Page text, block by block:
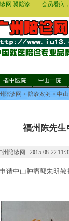
网 翼陪诊——会员看病
省中医院 中山一院
陪诊网 > 陪诊案例 > 中
福州陈先生
州陪诊网 2015-08-22
请中山肿瘤郭朱明教